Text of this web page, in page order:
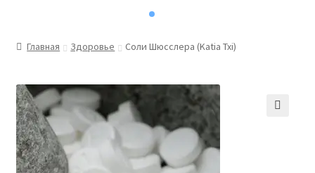
Главная Здоровье Соли Шюсслера (Katia Txi)